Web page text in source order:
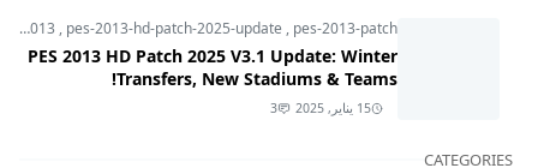
pes-2013 , pes-2013-hd-patch-2025-update , pes-2013-patch
PES 2013 HD Patch 2025 V3.1 Update: Winter
Transfers, New Stadiums & Teams!
15 يناير, 2025 3
CATEGORIES